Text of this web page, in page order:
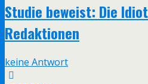
Studie beweist: Die
Redaktionen
keine Antwort